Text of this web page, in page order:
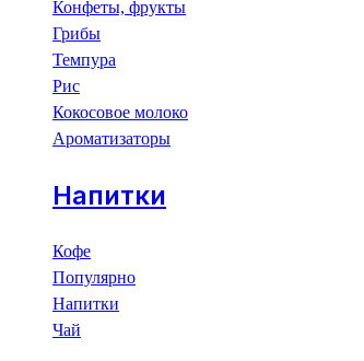
Конфеты, фрукты
Грибы
Темпура
Рис
Кокосовое молоко
Ароматизаторы
Напитки
Кофе
Популярно
Напитки
Чай